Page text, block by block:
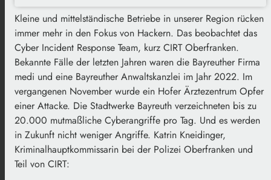
Kleine und mittelständische Betriebe in unserer Region rücken
immer mehr in den Fokus von Hackern. Das beobachtet das
Cyber Incident Response Team, kurz CIRT Oberfranken.
Bekannte Fälle der letzten Jahren waren die Bayreuther Firma
medi und eine Bayreuther Anwaltskanzlei im Jahr 2022. Im
vergangenen November wurde ein Hofer Ärztezentrum Opfer
einer Attacke. Die Stadtwerke Bayreuth verzeichneten bis zu
20.000 mutmaßliche Cyberangriffe pro Tag. Und es werden
in Zukunft nicht weniger Angriffe. Katrin Kneidinger,
Kriminalhauptkommissarin bei der Polizei Oberfranken und
Teil von CIRT: